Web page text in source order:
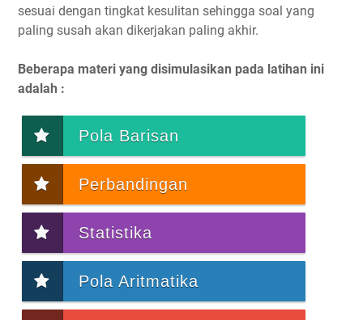
sesuai dengan tingkat kesulitan sehingga soal yang
paling susah akan dikerjakan paling akhir.
Beberapa materi yang disimulasikan pada latihan ini
adalah :
Pola Barisan
Perbandingan
Statistika
Pola Aritmatika